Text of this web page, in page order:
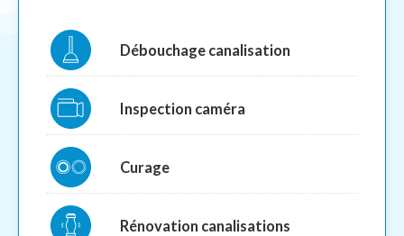
Débouchage canalisation
Inspection caméra
Curage
Rénovation canalisations